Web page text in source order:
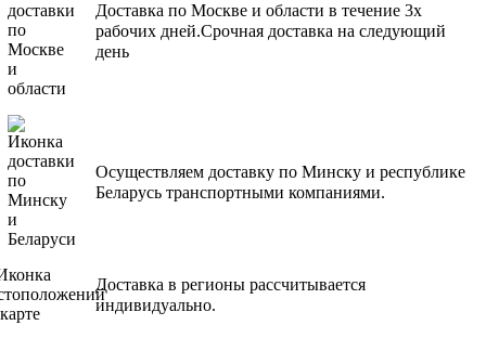
Доставка по Москве и области в течение 3х
рабочих дней.Срочная доставка на следующий
день
Осуществляем доставку по Минску и республике
Беларусь транспортными компаниями.
Доставка в регионы рассчитывается
индивидуально.